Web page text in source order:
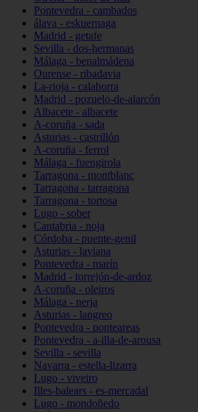
Pontevedra - cambados
álava - eskuernaga
Madrid - getafe
Sevilla - dos-hermanas
Málaga - benalmádena
Ourense - ribadavia
La-rioja - calahorra
Madrid - pozuelo-de-alarcón
Albacete - albacete
A-coruña - sada
Asturias - castrillón
A-coruña - ferrol
Málaga - fuengirola
Tarragona - montblanc
Tarragona - tarragona
Tarragona - tortosa
Lugo - sober
Cantabria - noja
Córdoba - puente-genil
Asturias - laviana
Pontevedra - marín
Madrid - torrejón-de-ardoz
A-coruña - oleiros
Málaga - nerja
Asturias - langreo
Pontevedra - ponteareas
Pontevedra - a-illa-de-arousa
Sevilla - sevilla
Navarra - estella-lizarra
Lugo - viveiro
Illes-balears - es-mercadal
Lugo - mondoñedo